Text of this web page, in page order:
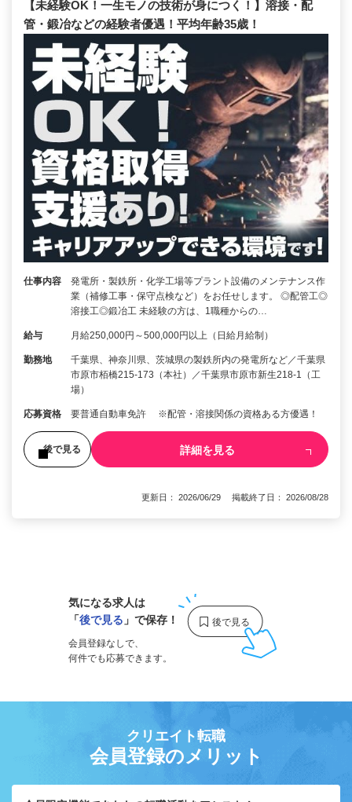
【未経験OK！一生モノの技術が身につく！】溶接・配
管・鍛冶などの経験者優遇！平均年齢35歳！
仕事内容
発電所・製鉄所・化学工場等プラント設備のメンテナンス作
業（補修工事・保守点検など）をお任せします。 ◎配管工◎
溶接工◎鍛冶工 未経験の方は、1職種からの…
給与 月給250,000円～500,000円以上（日給月給制）
勤務地
千葉県、神奈川県、茨城県の製鉄所内の発電所など／千葉県
市原市栢橋215-173（本社）／千葉県市原市新生218-1（工
場）
応募資格 要普通自動車免許 ※配管・溶接関係の資格ある方優遇！
後で見る 詳細を見る
更新日： 2026/06/29 掲載終了日： 2026/08/28
気になる求人は
「後で見る 」で保存！
会員登録なしで、
何件でも応募できます。
クリエイト転職
会員登録のメリット